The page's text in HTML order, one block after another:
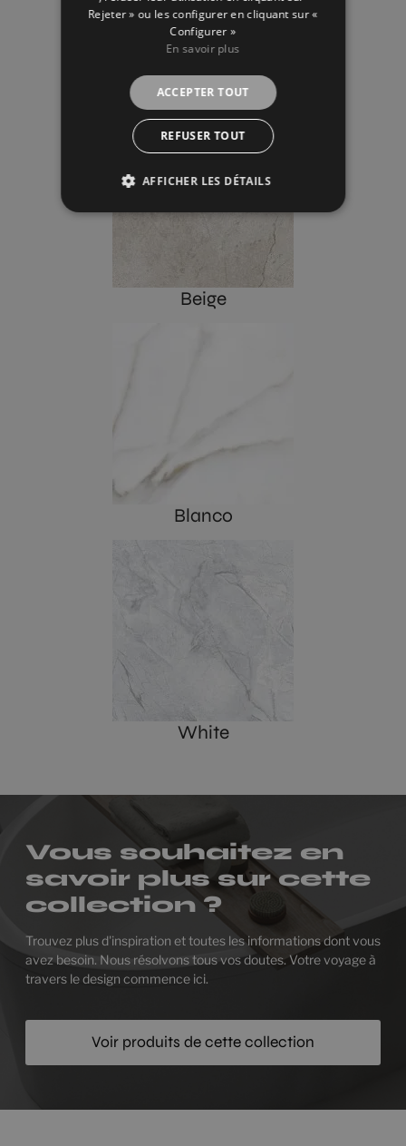
Beige
Blanco
White
Vous souhaitez en
savoir plus sur cette
collection ?
Trouvez plus d'inspiration et toutes les informations dont vous
avez besoin. Nous résolvons tous vos doutes. Votre voyage à
travers le design commence ici.
Voir produits de cette collection
Rejeter » ou les configurer en cliquant sur «
Configurer »
En savoir plus
ACCEPTER TOUT
REFUSER TOUT
AFFICHER LES DÉTAILS